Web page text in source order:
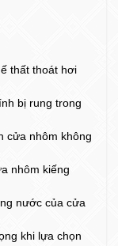
thất thoát hơi
bị rung trong
cửa nhôm không
nhôm kiếng
nước của cửa
khi lựa chọn